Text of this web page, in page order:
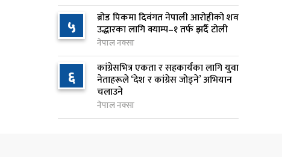
९
राप्रपाको निर्णय: बागमती प्रदेश
सरकारमा सहभागी नहुने
८ घण्टा अघि
१०
२५० रुपैयाँको सामान किन्दा
कञ्चनपुरका उपभोक्ताले जिते १०
लाख
५ ब्रोड पिकमा दिवंगत नेपाली आरोहीको शव
उद्धारका लागि क्याम्प–१ तर्फ झर्दै टोली
नेपाल नक्सा
६ कांग्रेसभित्र एकता र सहकार्यका लागि युवा
नेताहरूले ‘देश र कांग्रेस जोड्ने’ अभियान
चलाउने
नेपाल नक्सा